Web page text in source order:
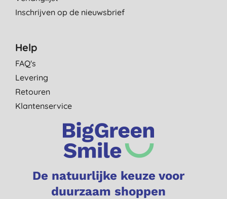
Inschrijven op de nieuwsbrief
Help
FAQ's
Levering
Retouren
Klantenservice
De natuurlijke keuze voor
duurzaam shoppen